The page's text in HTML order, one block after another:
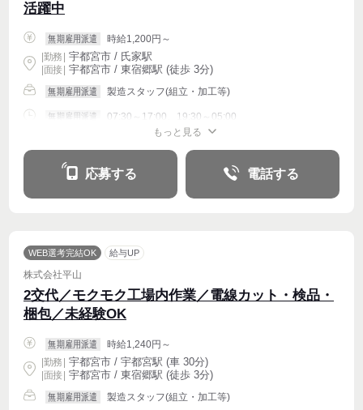
活躍中
無期雇用派遣
時給1,200円～
|勤務 宇都宮市 / 氏家駅
| 面接 | 宇都宮市 / 東宿郷駅 (徒歩 3分)
無期雇用派遣 製造スタッフ(組立・加工等)
無期雇用派遣 07:30～17:00、19:30～05:00
もっと見る
応募する 電話する
WEB選考完結OK 給与UP
株式会社平山
2交代／モクモク工場内作業／電線カット・検品・
梱包／未経験OK
無期雇用派遣
時給1,240円～
|勤務 宇都宮市 / 宇都宮駅 (車 30分)
| 面接 | 宇都宮市 / 東宿郷駅 (徒歩 3分)
無期雇用派遣 製造スタッフ(組立・加工等)